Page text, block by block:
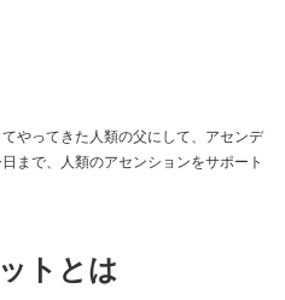
やってきた人類の父にして、アセンデ
まで、人類のアセンションをサポート
トとは